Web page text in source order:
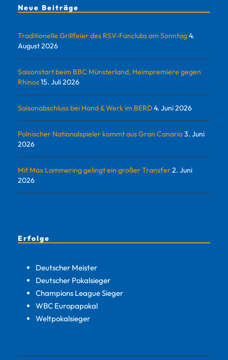
Neue Beiträge
Traditionelle Grillfeier des RSV-Fanclubs am Sonntag4.
August 2026
Saisonstart beim BBC Münsterland, Heimpremiere gegen
Rhinos15. Juli 2026
Saisonabschluss bei Hand & Werk im BERD4. Juni 2026
Polnischer Nationalspieler kommt aus Gran Canaria3. Juni
2026
Mit Max Lammering gelingt ein großer Transfer2. Juni
2026
Erfolge
Deutscher Meister
Deutscher Pokalsieger
Champions League Sieger
WBC Europapokal
Weltpokalsieger